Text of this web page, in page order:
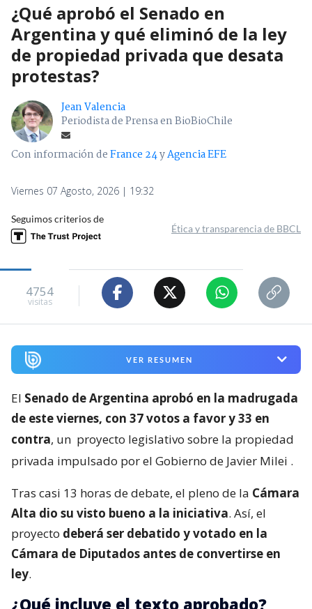
¿Qué aprobó el Senado en
Argentina y qué eliminó de la ley
de propiedad privada que desata
protestas?
Jean Valencia
Periodista de Prensa en BioBioChile
Con información deFrance 24yAgencia EFE
Viernes 07 Agosto, 2026 | 19:32
Seguimos criterios de
Ética y transparencia de BBCL
4754
visitas
VER RESUMEN
El Senado de Argentina aprobó en la madrugada
de este viernes, con 37 votos a favor y 33 en
contra, un proyecto legislativo sobre la propiedad
privada impulsado por el Gobierno de Javier Milei .
Tras casi 13 horas de debate, el pleno de la Cámara
Alta dio su visto bueno a la iniciativa. Así, el
proyecto deberá ser debatido y votado en la
Cámara de Diputados antes de convertirse en
ley.
¿Qué incluye el texto aprobado?